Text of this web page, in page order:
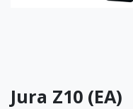
Jura Z10 (EA)